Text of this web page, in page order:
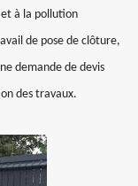
à la pollution
de pose de clôture,
demande de devis
des travaux.